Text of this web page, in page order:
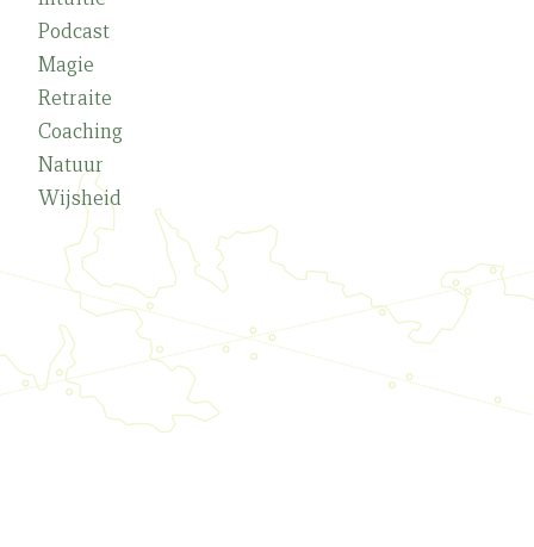
Podcast
Magie
Retraite
Coaching
Natuur
Wijsheid